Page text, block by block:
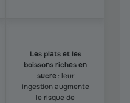
Les plats et les
boissons riches en
sucre: leur
ingestion augmente
le risque de